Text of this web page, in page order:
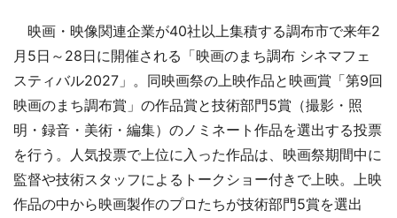
映画・映像関連企業が40社以上集積する調布市で来年2
月5日～28日に開催される「映画のまち調布 シネマフェ
スティバル2027」。同映画祭の上映作品と映画賞「第9回
映画のまち調布賞」の作品賞と技術部門5賞（撮影・照
明・録音・美術・編集）のノミネート作品を選出する投票
を行う。人気投票で上位に入った作品は、映画祭期間中に
監督や技術スタッフによるトークショー付きで上映。上映
作品の中から映画製作のプロたちが技術部門5賞を選出